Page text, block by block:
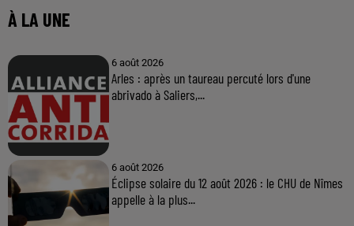
À LA UNE
6 août 2026
Arles : après un taureau percuté lors d'une
abrivado à Saliers,...
6 août 2026
Éclipse solaire du 12 août 2026 : le CHU de Nîmes
appelle à la plus...